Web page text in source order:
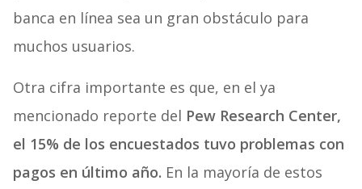
banca en línea sea un gran obstáculo para
muchos usuarios.
Otra cifra importante es que, en el ya
mencionado reporte del Pew Research Center,
el 15% de los encuestados tuvo problemas con
pagos en último año. En la mayoría de estos